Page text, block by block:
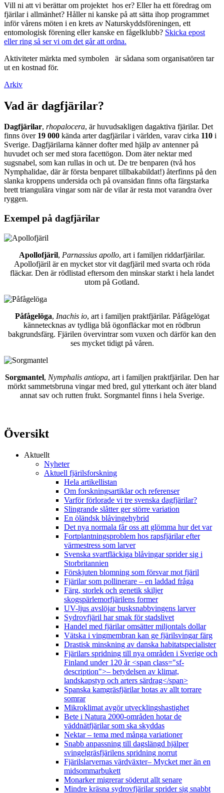
Vill ni att vi berättar om projektet hos er? Eller ha ett föredrag om
fjärilar i allmänhet? Håller ni kanske på att sätta ihop programmet
inför vårens möten i en krets av Naturskyddsföreningen, ett
entomologisk förening eller kanske en fågelklubb? Skicka epost
eller ring så ser vi om det går att ordna.
Aktiviteter märkta med symbolen
är sådana som organisatören tar
ut en kostnad för.
Arkiv
Vad är dagfjärilar?
Dagfjärilar, rhopalocera, är huvudsakligen dagaktiva fjärilar. Det
finns över 19 000 kända arter dagfjärilar i världen, varav cirka 110 i
Sverige. Dagfjärilarna känner dofter med hjälp av antenner på
huvudet och ser med stora facettögon. Dom äter nektar med
sugsnabel, som kan rullas in och ut. De tre benparen (två hos
Nymphalidae, där är första benparet tillbakabildat!) återfinns på den
slanka kroppens undersida och på ovansidan finns ofta färgstarka
brett triangulära vingar som när de vilar är resta mot varandra över
ryggen.
Exempel på dagfjärilar
Apollofjäril, Parnassius apollo, art i familjen riddarfjärilar.
Apollofjäril är en mycket stor vit dagfjäril med svarta och röda
fläckar. Den är rödlistad eftersom den minskar starkt i hela landet
utom på Gotland.
Påfågelöga, Inachis io, art i familjen praktfjärilar. Påfågelögat
kännetecknas av tydliga blå ögonfläckar mot en rödbrun
bakgrundsfärg. Fjärilen övervintrar som vuxen och därför kan den
ses mycket tidigt på våren.
Sorgmantel, Nymphalis antiopa, art i familjen praktfjärilar. Den har
mörkt sammetsbruna vingar med bred, gul ytterkant och äter bland
annat sav och rutten frukt. Sorgmantel finns i hela Sverige.
Översikt
Aktuellt
Nyheter
Aktuell fjärilsforskning
Hela artikellistan
Om forskningsartiklar och referenser
Varför förlorade vi tre svenska dagfjärilar?
Slingrande slåtter ger större variation
En öländsk blåvingehybrid
Det nya normala får oss att glömma hur det var
Fortplantningsproblem hos rapsfjärilar efter
värmestress som larver
Svenska svartfläckiga blåvingar sprider sig i
Storbritannien
Förskjuten blomning som försvar mot fjäril
Fjärilar som pollinerare – en laddad fråga
Färg, storlek och genetik skiljer
skogspärlemorfjärilens former
UV-ljus avslöjar busksnabbvingens larver
Sydrovfjäril har smak för stadslivet
Handel med fjärilar omsätter miljontals dollar
Vätska i vingmembran kan ge fjärilsvingar färg
Drastisk minskning av danska habitatspecialister
Fjärilars spridning till nya områden i Sverige och
Finland under 120 år <span class="sf-
description">– betydelsen av klimat,
landskapstyp och arters särdrag</span>
Spanska kamgräsfjärilar hotas av allt torrare
somrar
Mikroklimat avgör utvecklingshastighet
Bete i Natura 2000-områden hotar de
väddnätfjärilar som ska skyddas
Nektar – tema med många variationer
Snabb anpassning till dagslängd hjälper
svingelgräsfjärilens spridning norrut
Fjärilslarvernas värdväxter– Mycket mer än en
midsommarbukett
Monarker migrerar söderut allt senare
Mindre kräsna sydrovfjärilar sprider sig snabbt